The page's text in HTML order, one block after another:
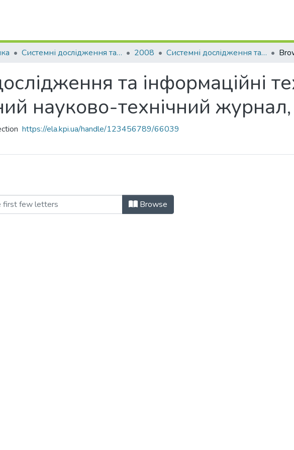
Системні дослідження та інформаційні технології 2008 Системні дослідження та інформаційні технології: міжнародний науково-технічний журнал, № 3
та інформаційні
науково-технічний
https://ela.kpi.ua/handle/123456789/66039
дослідження та інформаційні
Browse